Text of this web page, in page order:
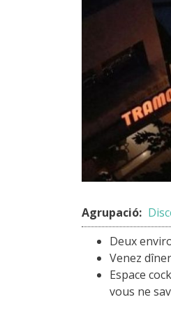
Agrupació:
Deux
Venez
Espace
vous ne